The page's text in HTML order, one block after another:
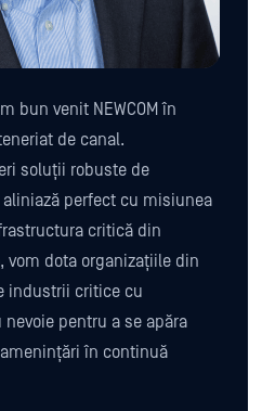
bun venit NEWCOM în
de canal.
soluții robuste de
perfect cu misiunea
critică din
vom dota organizațiile din
industrii critice cu
pentru a se apăra
în continuă